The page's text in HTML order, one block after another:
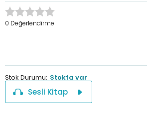
0 Değerlendirme
Stok Durumu: Stokta var
Sesli Kitap